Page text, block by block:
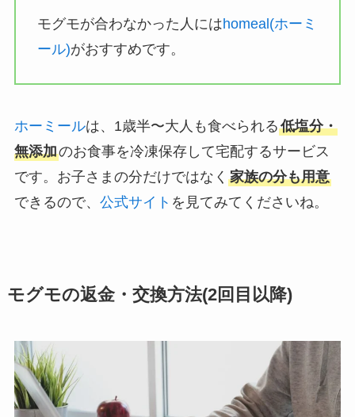
モグモが合わなかった人にはhomeal(ホーミ
ール)がおすすめです。
ホーミールは、1歳半〜大人も食べられる低塩分・
無添加のお食事を冷凍保存して宅配するサービス
です。お子さまの分だけではなく 家族の分も用意
できるので、 公式サイト を見てみてくださいね。
モグモの返金・交換方法(2回目以降)